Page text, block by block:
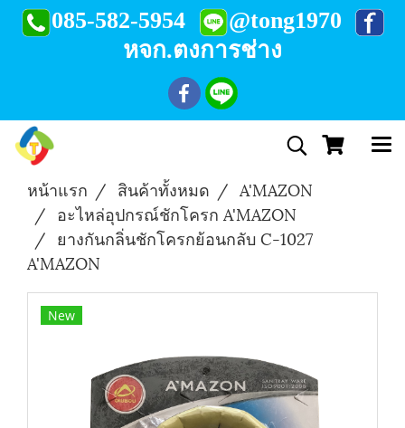
085-582-5954
@tong1970
หจก.ตงการช่าง
หน้าแรก สินค้าทั้งหมด
A'MAZON
อะไหล่อุปกรณ์ชักโครก A'MAZON
ยางกันกลิ่นชักโครกย้อนกลับ C-1027
A'MAZON
New